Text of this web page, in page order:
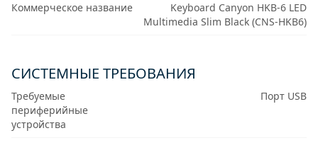
Коммерческое название
Keyboard Canyon HKB-6 LED
Multimedia Slim Black (CNS-HKB6)
СИСТЕМНЫЕ ТРЕБОВАНИЯ
Требуемые
периферийные
устройства
Порт USB